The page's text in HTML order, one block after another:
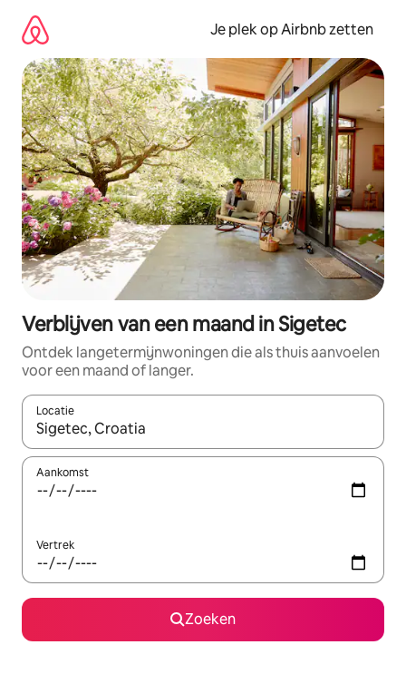
direct
naar
inhoud
Je plek op Airbnb zetten
Verblijven van een maand in Sigetec
Ontdek langetermijnwoningen die als thuis aanvoelen
voor een maand of langer.
Locatie
Wanneer er resultaten beschikbaar zijn, maak je een keuze
Aankomst
Vertrek
Zoeken